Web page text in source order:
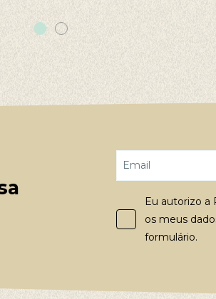
Eu autorizo a
os meus
formulário.